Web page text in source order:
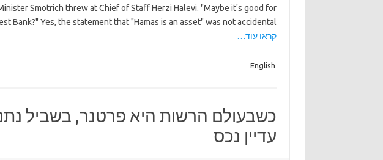
Smotrich threw at Chief of Staff Herzi Halevi. "Maybe it's good for
Bank?" Yes, the statement that "Hamas is an asset" was not accidental —
קראו עוד…
English
כשבעולם הרשות היא פרטנר, בשביל
עדיין נכס